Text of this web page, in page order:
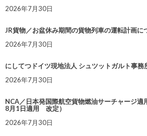
2026年7月30日
JR貨物／お盆休み期間の貨物列車の運転計画に
2026年7月30日
にしてつドイツ現地法人 シュツットガルト事務
2026年7月30日
NCA／日本発国際航空貨物燃油サーチャージ
8月1日適用 改定）
2026年7月30日